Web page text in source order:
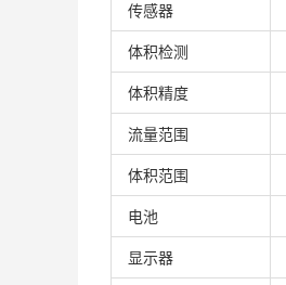
传感器
体积检测
体积精度
流量范围
体积范围
电池
显示器